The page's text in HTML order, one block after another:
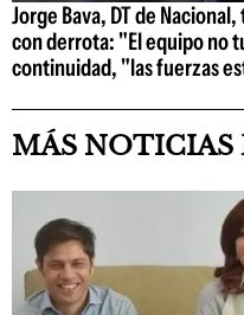
Jorge Bava, DT de
con derrota: "El equipo no
continuidad, "las fuerzas
MÁS NOTICIAS